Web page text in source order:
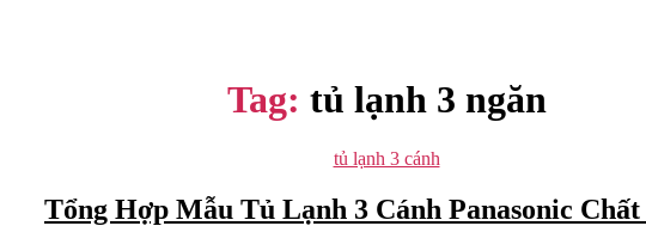
Tag: tủ lạnh 3 ngăn
Categories
tủ lạnh 3 cánh
Tổng Hợp Mẫu Tủ Lạnh 3 Cánh Panasonic